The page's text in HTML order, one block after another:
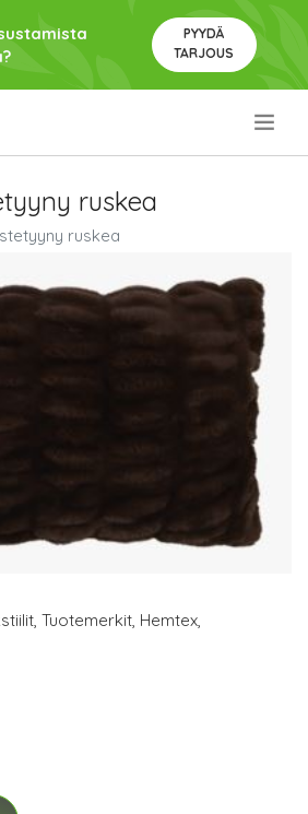
PYYDÄ
TARJOUS
ruskea
ruskea
, Tuotemerkit, Hemtex,